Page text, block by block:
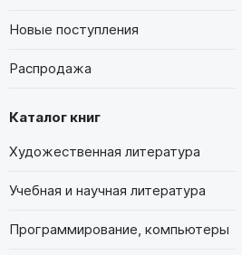
Новые поступления
Распродажа
Каталог книг
Художественная литература
Учебная и научная литература
Программирование, компьютеры